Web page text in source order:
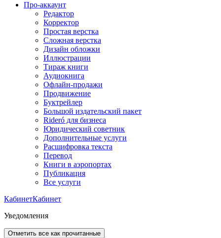
Про-аккаунт
Редактор
Корректор
Простая верстка
Сложная верстка
Дизайн обложки
Иллюстрации
Тираж книги
Аудиокнига
Офлайн-продажи
Продвижение
Буктрейлер
Большой издательский пакет
Rideró для бизнеса
Юридический советник
Дополнительные услуги
Расшифровка текста
Перевод
Книги в аэропортах
Публикация
Все услуги
КабинетКабинет
Уведомления
Отметить все как прочитанные